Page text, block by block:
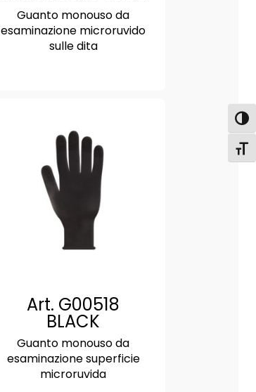
Guanto monouso da
esaminazione microruvido
sulle dita
Art. G00518
BLACK
Guanto monouso da
esaminazione superficie
microruvida